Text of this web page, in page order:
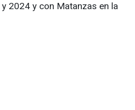
2024 y con Matanzas en la